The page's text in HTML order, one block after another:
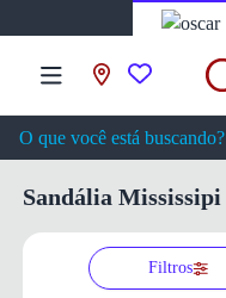
Sandália
Filtros